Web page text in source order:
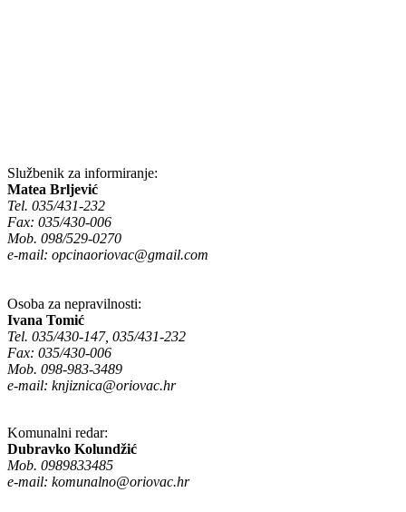
Službenik za informiranje:
Matea Brljević
Tel. 035/431-232
Fax: 035/430-006
Mob. 098/529-0270
e-mail: opcinaoriovac@gmail.com
Osoba za nepravilnosti:
Ivana Tomić
Tel. 035/430-147, 035/431-232
Fax: 035/430-006
Mob. 098-983-3489
e-mail: knjiznica@oriovac.hr
Komunalni redar:
Dubravko Kolundžić
Mob. 0989833485
e-mail: komunalno@oriovac.hr